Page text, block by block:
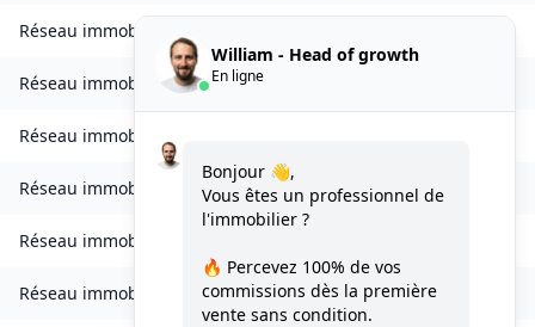
Réseau immobilier
Réseau immobilierCharny (77410
Réseau immobilier
Réseau immobilier Combs-la-Ville(77380)
Réseau immobilier
Réseau immobilier Condé-Sainte-Libiaire( 77450)
William - Head of growth
En ligne
Bonjour 👋,
Vous êtes un professionnel de
l'immobilier ?
🔥 Percevez 100% de vos
commissions dès la première
vente sans condition.